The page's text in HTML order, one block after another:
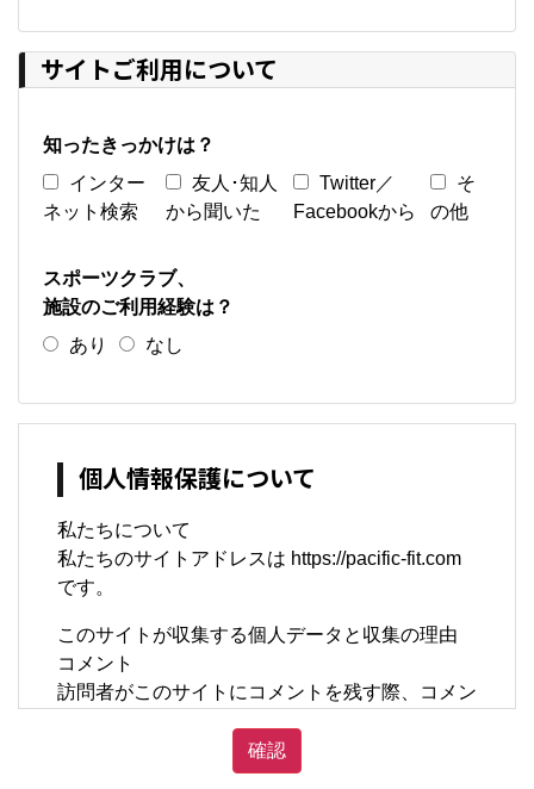
サイトご利用について
知ったきっかけは？
インター
ネット検索
友人･知人
から聞いた
Twitter／
Facebookから
そ
の他
スポーツクラブ、
施設のご利用経験は？
あり
なし
個人情報保護について
私たちについて
私たちのサイトアドレスは https://pacific-fit.com
です。
このサイトが収集する個人データと収集の理由
コメント
訪問者がこのサイトにコメントを残す際、コメン
ム検出に役立てるための IP アドレスとブラウザ
ーユーザーエージェント文字列を収集します。